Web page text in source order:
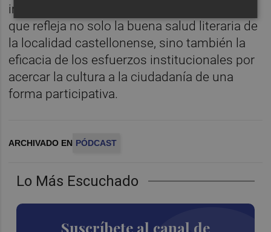
Lo Más Escuchado
Suscríbete al canal de
impregnado del ambiente ferial de la calle,
que refleja no solo la buena salud literaria de
la localidad castellonense, sino también la
eficacia de los esfuerzos institucionales por
acercar la cultura a la ciudadanía de una
forma participativa.
ARCHIVADO EN PÓDCAST